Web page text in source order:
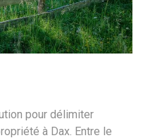
pour délimiter
à Dax. Entre le